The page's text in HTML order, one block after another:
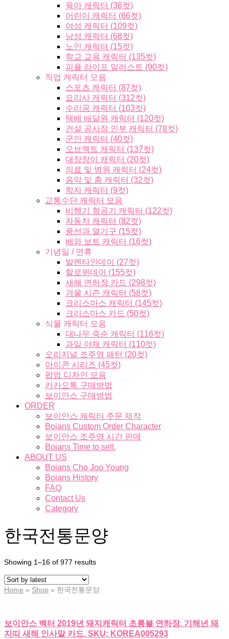
육아 캐릭터 (36컷)
어린이 캐릭터 (66컷)
여성 캐릭터 (109컷)
남성 캐릭터 (68컷)
노인 캐릭터 (15컷)
학교 교육 캐릭터 (135컷)
피플 라이프 일러스트 (90컷)
직업 캐릭터 모음
스포츠 캐릭터 (87컷)
요리사 캐릭터 (312컷)
수리공 캐릭터 (103컷)
택배 배달원 캐릭터 (120컷)
건설 공사장 인부 캐릭터 (78컷)
군인 캐릭터 (40컷)
오브젝트 캐릭터 (137컷)
대장장이 캐릭터 (20컷)
의료 및 병원 캐릭터 (24컷)
음악 및 춤 캐릭터 (32컷)
학자 캐릭터 (9컷)
교통수단 캐릭터 모음
비행기 항공기 캐릭터 (122컷)
자동차 캐릭터 (82컷)
풍선과 열기구 (15컷)
배와 보트 캐릭터 (16컷)
기념일 / 연휴
발렌타인데이 (27컷)
할로윈데이 (155컷)
새해 연하장 카드 (298컷)
겨울 시즌 캐릭터 (58컷)
크리스마스 캐릭터 (145컷)
크리스마스 카드 (50컷)
식물 캐릭터 모음
대나무 죽순 캐릭터 (116컷)
과일 야채 캐릭터 (110컷)
오리지널 조주영 패턴 (20컷)
아이콘 시리즈 (45컷)
팝업 디자인 모음
카카오톡 구매방법
보이안스 구매방법
ORDER
보이안스 캐릭터 주문 제작
Boians Custom Order Character
보이안스 조주영 시간 판매
Boians Time to sell.
ABOUT US
Boians Cho Joo Young
Boians History
FAQ
Contact Us
Category
한국전통문양
Showing 1–16 of 977 results
Home » Shop » 한국전통문양
보이안스 벡터 2019년 돼지캐릭터 초롱불 연하장. 기해년 돼
지띠 새해 인사말 카드. SKU: KOREA005293